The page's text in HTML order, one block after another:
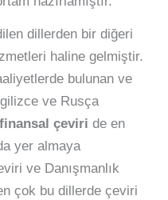
dillerden bir diğeri
haline gelmiştir.
bulunan ve
ve Rusça
çeviri de en
yer almaya
ve Danışmanlık
çok bu dillerde çeviri